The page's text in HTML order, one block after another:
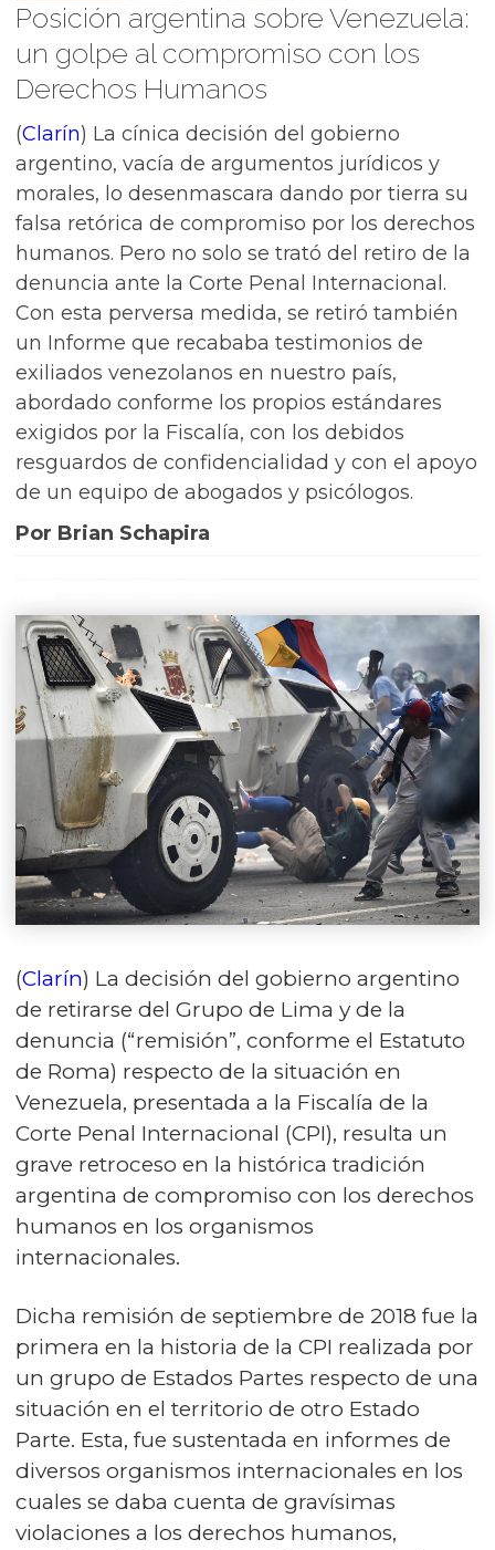
Posición argentina sobre Venezuela:
un golpe al compromiso con los
Derechos Humanos
(Clarín) La cínica decisión del gobierno
argentino, vacía de argumentos jurídicos y
morales, lo desenmascara dando por tierra su
falsa retórica de compromiso por los derechos
humanos. Pero no solo se trató del retiro de la
denuncia ante la Corte Penal Internacional.
Con esta perversa medida, se retiró también
un Informe que recababa testimonios de
exiliados venezolanos en nuestro país,
abordado conforme los propios estándares
exigidos por la Fiscalía, con los debidos
resguardos de confidencialidad y con el apoyo
de un equipo de abogados y psicólogos.
Por Brian Schapira
(Clarín) La decisión del gobierno argentino
de retirarse del Grupo de Lima y de la
denuncia (“remisión”, conforme el Estatuto
de Roma) respecto de la situación en
Venezuela, presentada a la Fiscalía de la
Corte Penal Internacional (CPI), resulta un
grave retroceso en la histórica tradición
argentina de compromiso con los derechos
humanos en los organismos
internacionales.
Dicha remisión de septiembre de 2018 fue la
primera en la historia de la CPI realizada por
un grupo de Estados Partes respecto de una
situación en el territorio de otro Estado
Parte. Esta, fue sustentada en informes de
diversos organismos internacionales en los
cuales se daba cuenta de gravísimas
violaciones a los derechos humanos,